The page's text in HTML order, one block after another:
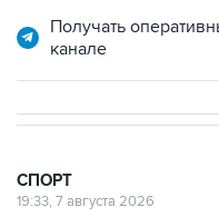
Получать
канале
СПОРТ
19:33, 7 августа 2026